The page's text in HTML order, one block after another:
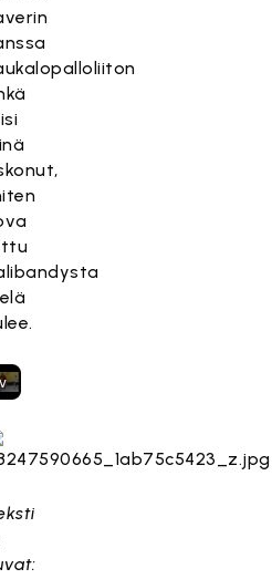
s
t
e
t
t
y
,
k
o
s
k
a
s
v
t
r